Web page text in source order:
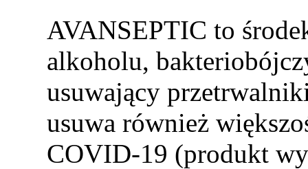
AVANSEPTIC to
alkoholu,
usuwający
usuwa również
COVID-19 (produkt